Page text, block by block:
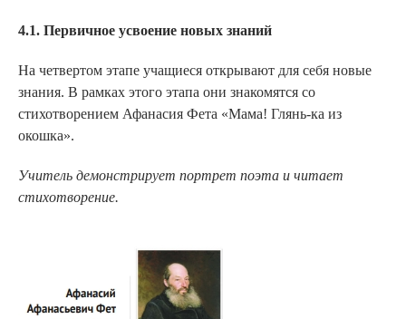
4.1. Первичное усвоение новых знаний
На четвертом этапе учащиеся открывают для себя новые
знания. В рамках этого этапа они знакомятся со
стихотворением Афанасия Фета «Мама! Глянь-ка из
окошка».
Учитель демонстрирует портрет поэта и читает
стихотворение.